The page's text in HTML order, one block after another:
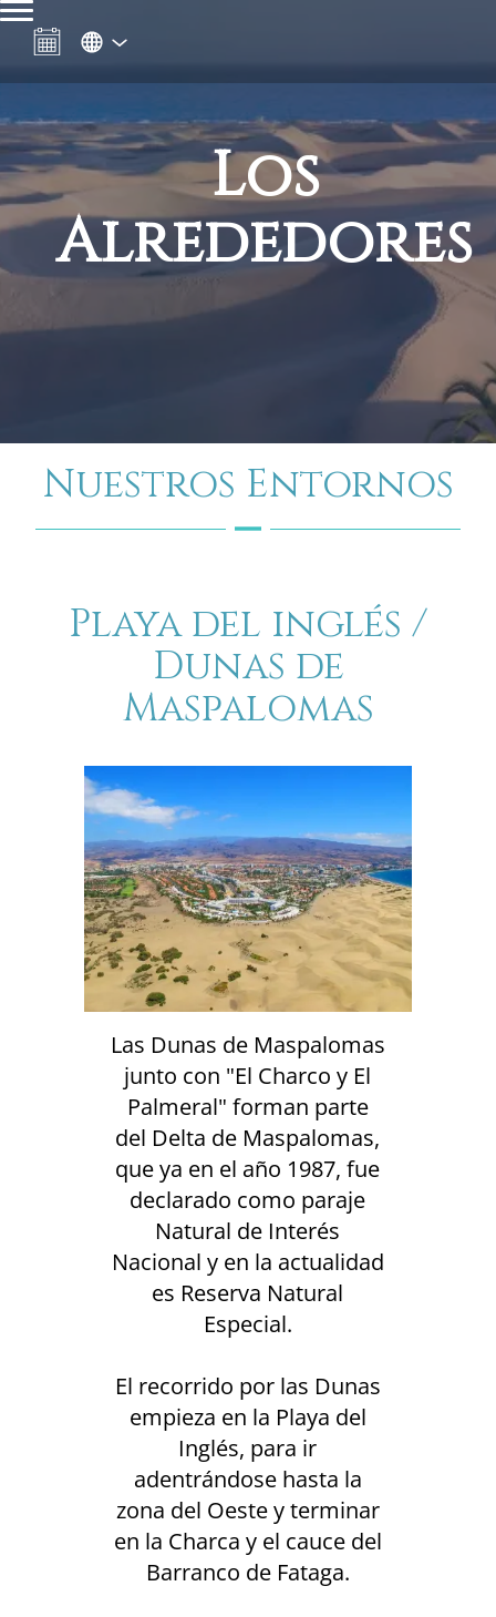
Los
Alrededores
Nuestros Entornos
Playa del inglés /
Dunas de
Maspalomas
Las Dunas de Maspalomas
junto con "El Charco y El
Palmeral" forman parte
del Delta de Maspalomas,
que ya en el año 1987, fue
declarado como paraje
Natural de Interés
Nacional y en la actualidad
es Reserva Natural
Especial.
El recorrido por las Dunas
empieza en la Playa del
Inglés, para ir
adentrándose hasta la
zona del Oeste y terminar
en la Charca y el cauce del
Barranco de Fataga.